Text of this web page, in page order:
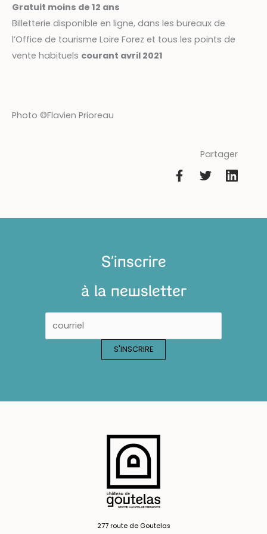
Gratuit moins de 12 ans
Billetterie disponible en ligne, dans les bureaux de
l’Office de tourisme Loire Forez et tous les points de
vente habituels courant avril 2021
Photo ©Flavien Prioreau
Partager
S'inscrire
à la newsletter
277 route de Goutelas